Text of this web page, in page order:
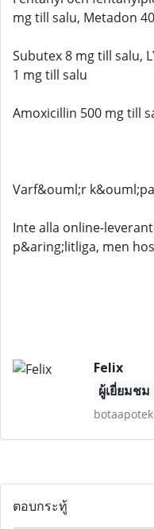
mg till salu, Metadon
Subutex 8 mg till salu,
1 mg till salu
Amoxicillin 500 mg till
Varf&ouml;r
Inte alla online-
p&aring;litliga, men
Felix
ผู้เยี่ยมชม
ตอบกระทู้